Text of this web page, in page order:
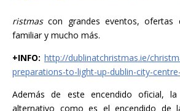
ristmascon grandes eventos, ofertas
familiar y mucho más.
+INFO: http://dublinatchristmas.ie/
preparations-to-light-up-dublin-city-
Además de este encendido oficial,
alternativo como es el encendido de